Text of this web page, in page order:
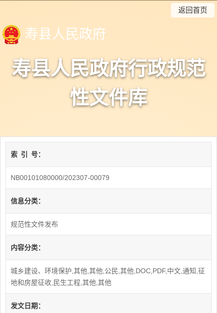
寿县人民政府
返回首页
寿县人民政府行政规范
性文件库
索 引 号：
NB00101080000/202307-00079
信息分类：
规范性文件发布
内容分类：
城乡建设、环境保护,其他,其他,公民,其他,DOC,PDF,中文,通知,征
地和房屋征收,民生工程,其他,其他
发文日期：